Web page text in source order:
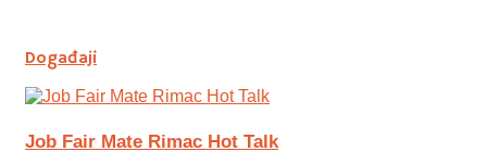
Događaji
Job Fair Mate Rimac Hot Talk